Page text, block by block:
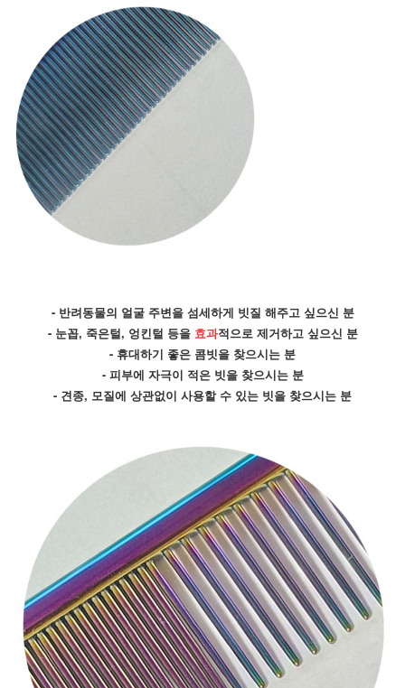
- 반려동물의 얼굴 주변을 섬세하게 빗질 해주고 싶으신 분
- 눈꼽, 죽은털, 엉킨털 등을 효과적으로 제거하고 싶으신 분
- 휴대하기 좋은 콤빗을 찾으시는 분
- 피부에 자극이 적은 빗을 찾으시는 분
- 견종, 모질에 상관없이 사용할 수 있는 빗을 찾으시는 분